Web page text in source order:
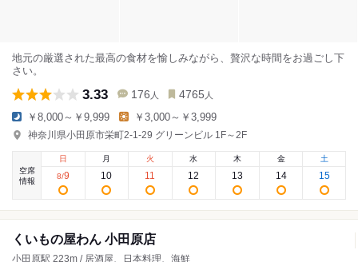
地元の厳選された最高の食材を愉しみながら、贅沢な時間をお過ごし下
さい。
3.33 176 人 4765 人
￥8,000～￥9,999 ￥3,000～￥3,999
神奈川県小田原市栄町2-1-29 グリーンビル 1F～2F
空席
情報
日
8/9
月
10
火
11
水
12
木
13
金
14
土
15
くいもの屋わん 小田原店
小田原駅 223m / 居酒屋、日本料理、海鮮